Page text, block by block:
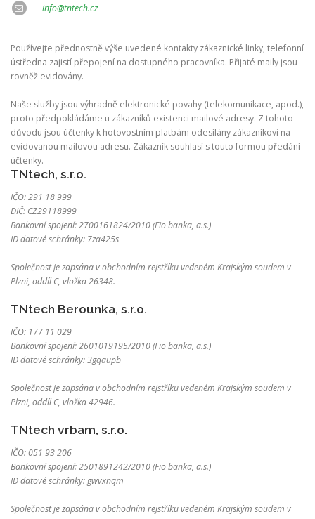
info@tntech.cz
Používejte přednostně výše uvedené kontakty zákaznické linky, telefonní
ústředna zajistí přepojení na dostupného pracovníka. Přijaté maily jsou
rovněž evidovány.
Naše služby jsou výhradně elektronické povahy (telekomunikace, apod.),
proto předpokládáme u zákazníků existenci mailové adresy. Z tohoto
důvodu jsou účtenky k hotovostním platbám odesílány zákazníkovi na
evidovanou mailovou adresu. Zákazník souhlasí s touto formou předání
účtenky.
TNtech, s.r.o.
IČO: 291 18 999
DIČ: CZ29118999
Bankovní spojení: 2700161824/2010 (Fio banka, a.s.)
ID datové schránky: 7za425s
Společnost je zapsána v obchodním rejstříku vedeném Krajským soudem v
Plzni, oddíl C, vložka 26348.
TNtech Berounka, s.r.o.
IČO: 177 11 029
Bankovní spojení: 2601019195/2010 (Fio banka, a.s.)
ID datové schránky: 3gqaupb
Společnost je zapsána v obchodním rejstříku vedeném Krajským soudem v
Plzni, oddíl C, vložka 42946.
TNtech vrbam, s.r.o.
IČO: 051 93 206
Bankovní spojení: 2501891242/2010 (Fio banka, a.s.)
ID datové schránky: gwvxnqm
Společnost je zapsána v obchodním rejstříku vedeném Krajským soudem v